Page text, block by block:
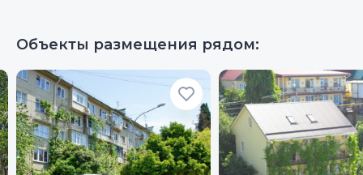
Объекты размещения рядом: